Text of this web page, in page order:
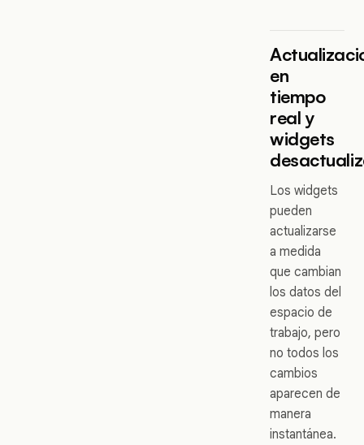
en
tiempo
real y
widgets
Los widgets
pueden
actualizarse
a medida
que cambian
los datos del
espacio de
trabajo, pero
no todos los
cambios
aparecen de
manera
instantánea.